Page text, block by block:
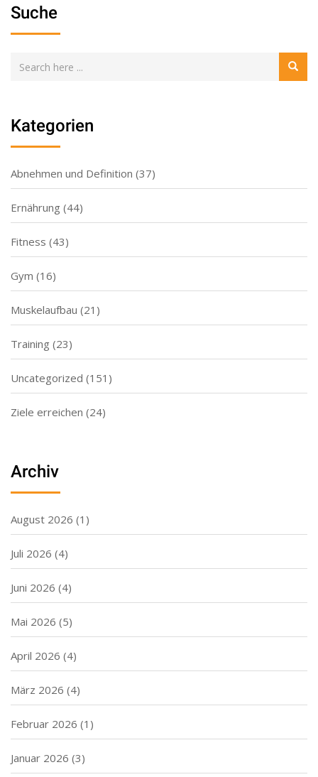
Suche
Kategorien
Abnehmen und Definition (37)
Ernährung (44)
Fitness (43)
Gym (16)
Muskelaufbau (21)
Training (23)
Uncategorized (151)
Ziele erreichen (24)
Archiv
August 2026 (1)
Juli 2026 (4)
Juni 2026 (4)
Mai 2026 (5)
April 2026 (4)
März 2026 (4)
Februar 2026 (1)
Januar 2026 (3)